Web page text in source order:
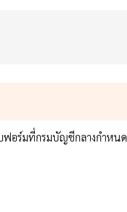
ฟอร์มที่กรมบัญชีกลางกำหนด